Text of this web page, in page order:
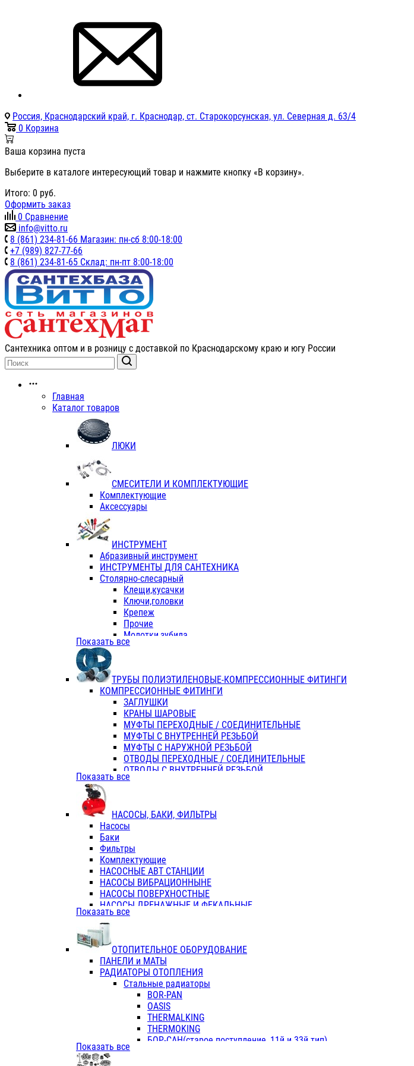
Россия, Краснодарский край, г. Краснодар, ст. Старокорсунская, ул. Северная д. 63/4
0 Корзина
Ваша корзина пуста
Выберите в каталоге интересующий товар и нажмите кнопку «В корзину».
Итого: 0 руб.
Оформить заказ
0 Сравнение
info@vitto.ru
8 (861) 234-81-66 Магазин: пн-сб 8:00-18:00
+7 (989) 827-77-66
8 (861) 234-81-65 Склад: пн-пт 8:00-18:00
Сантехника оптом и в розницу с доставкой по Краснодарскому краю и югу России
Главная
Каталог товаров
ЛЮКИ
СМЕСИТЕЛИ И КОМПЛЕКТУЮЩИЕ
Комплектующие
Аксессуары
ИНСТРУМЕНТ
Абразивный инструмент
ИНСТРУМЕНТЫ ДЛЯ САНТЕХНИКА
Столярно-слесарный
Клещи,кусачки
Ключи,головки
Крепеж
Прочие
Молотки,зубила
Пассатижи,тонкогубцы,утконосы
Отвертки
Хоз. инвентарь
ЭЛ. ИНСТРУМЕНТ OASIS
Показать все
ТРУБЫ ПОЛИЭТИЛЕНОВЫЕ-КОМПРЕССИОННЫЕ ФИТИНГИ
КОМПРЕССИОННЫЕ ФИТИНГИ
ЗАГЛУШКИ
КРАНЫ ШАРОВЫЕ
МУФТЫ ПЕРЕХОДНЫЕ / СОЕДИНИТЕЛЬНЫЕ
МУФТЫ С ВНУТРЕННЕЙ РЕЗЬБОЙ
МУФТЫ С НАРУЖНОЙ РЕЗЬБОЙ
ОТВОДЫ ПЕРЕХОДНЫЕ / СОЕДИНИТЕЛЬНЫЕ
ОТВОДЫ С ВНУТРЕННЕЙ РЕЗЬБОЙ
ОТВОДЫ С НАРУЖНОЙ РЕЗЬБОЙ
ТРОЙНИКИ ПЕРЕХОДНЫЕ / СОЕДИНИТЕЛЬНЫЕ
ТРОЙНИКИ С ВНУТРЕННЕЙ РЕЗЬБОЙ
КОЛЬЦА РЕЗИНОВЫЕ
ТРУБЫ НАПОРНЫЕ
ТРУБЫ ГОФРИРОВАННЫЕ ДВУХСЛ.
ТРУБЫ ПОЛИЭТИЛЕНОВЫЕ
Показать все
НАСОСЫ, БАКИ, ФИЛЬТРЫ
Насосы
Баки
Фильтры
Комплектующие
НАСОСНЫЕ АВТ СТАНЦИИ
НАСОСЫ ВИБРАЦИОННЫНЕ
НАСОСЫ ПОВЕРХНОСТНЫЕ
НАСОСЫ ДРЕНАЖНЫЕ И ФЕКАЛЬНЫЕ
НАСОСЫ ПОВЫСИТ и ЦИРКУЛЯЦИОННЫЕ
НАСОСЫ СКВАЖИННЫЕ
Показать все
ОТОПИТЕЛЬНОЕ ОБОРУДОВАНИЕ
ПАНЕЛИ и МАТЫ
РАДИАТОРЫ ОТОПЛЕНИЯ
Стальные радиаторы
BOR-PAN
OASIS
THERMALKING
THERMOKING
БОР-САН(старое поступление, 11й и 33й тип)
Показать все